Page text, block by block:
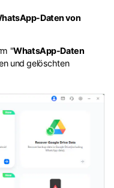
Daten von
"WhatsApp-Daten
und gelöschten